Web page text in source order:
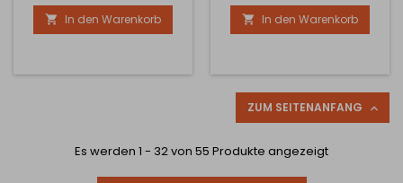
 In den Warenkorb  In den Warenkorb
ZUM SEITENANFANG 
Es werden 1 - 32 von 55 Produkte angezeigt